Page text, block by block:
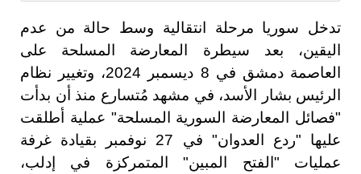
تدخل سوريا مرحلة انتقالية وسط حالة من عدم
اليقين، بعد سيطرة المعارضة المسلحة على
العاصمة دمشق في 8 ديسمبر 2024، وتغيير نظام
الرئيس بشار الأسد، في مشهد مُتسارع منذ أن بدأت
"فصائل المعارضة السورية المسلحة" عملية أطلقت
عليها "ردع العدوان" في 27 نوفمبر بقيادة غرفة
عمليات "الفتح المبين" المتمركزة في إدلب،